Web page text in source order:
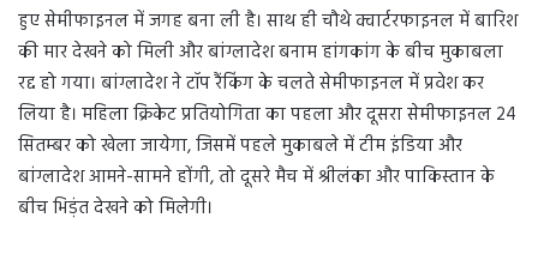
हुए सेमीफाइनल में जगह बना ली है। साथ ही चौथे क्वार्टरफाइनल में बारिश
की मार देखने को मिली और बांग्लादेश बनाम हांगकांग के बीच मुकाबला
रद्द हो गया। बांग्लादेश ने टॉप रैंकिंग के चलते सेमीफाइनल में प्रवेश कर
लिया है। महिला क्रिकेट प्रतियोगिता का पहला और दूसरा सेमीफाइनल 24
सितम्बर को खेला जायेगा, जिसमें पहले मुकाबले में टीम इंडिया और
बांग्लादेश आमने-सामने होंगी, तो दूसरे मैच में श्रीलंका और पाकिस्तान के
बीच भिड़ंत देखने को मिलेगी।